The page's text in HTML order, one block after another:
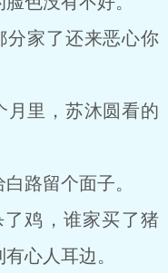
家了还来恶心你
里，苏沐圆看的
路留个面子。
鸡，谁家买了猪
心人耳边。